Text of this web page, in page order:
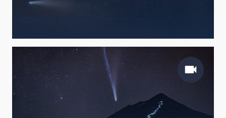
C/2025 A6 (Lemmon)